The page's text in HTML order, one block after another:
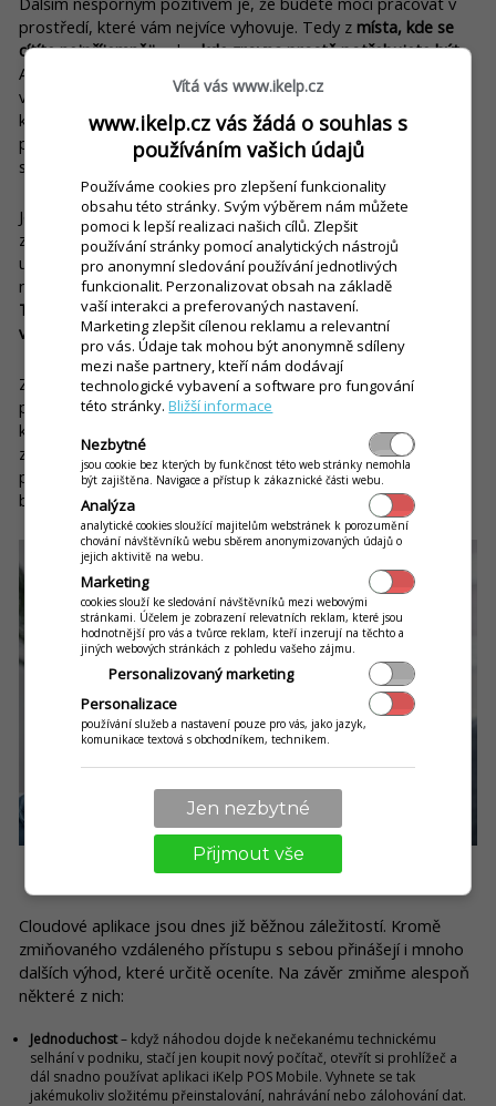
prostředí, které vám nejvíce vyhovuje. Tedy z místa, kde se
cítíte nejpříjemnějinebokde zrovna prostě potřebujete být.
Ať už je to v obývacím pokoji, na dovolené, nebo někde jinde,
vaše podnikání můžete mít pod drobnohledem opravdu
kdekoliv a kdykoliv. Nemluvě o tom, že ty nejlepší
podnikatelské nápady často podněcuje právě „únik“ ze
standardního pracovního prostředí.
Jednoduše, veškerou „nudnou administrativu“, jako je
zadávání příjemek do skladu, zasílání výkazů pro účetní,
upravování cen nebo tvoření nových jídelních lístkůuž
nemusíte dělat po večerech a po nocích přímo v podniku.
Tyto úkony můžete vyřešit odkudkoliv, a především, kdy se
vám to bude nejvíc hodit.
Za zmínku určitě stojí i fakt, že pokud jste již vytáhli paty z
provozovny, ale najednou se v ní vyskytne nějaký problém, s
kterým se na vás telefonicky obrátí některý z vašich
zaměstnanců,nemusíte se vracet
. Vaše „mobilní kancelář“ je
přece s vámi – a z té dokážete vyřešit mnohé záležitosti, aniž
byste museli být fyzicky přítomni v podniku.
Cloudové aplikace jsou dnes již běžnou záležitostí. Kromě
zmiňovaného vzdáleného přístupu s sebou přinášejí i mnoho
dalších výhod, které určitě oceníte. Na závěr zmiňme alespoň
některé z nich:
Jednoduchost– když náhodou dojde k nečekanému technickému
selhání v podniku, stačí jen koupit nový počítač, otevřít si prohlížeč a
dál snadno používat aplikaci iKelp POS Mobile. Vyhnete se tak
jakémukoliv složitému přeinstalování, nahrávání nebo zálohování dat.
Vítá vás www.ikelp.cz
www.ikelp.cz vás žádá o souhlas s
používáním vašich údajů
Používáme cookies pro zlepšení funkcionality
obsahu této stránky. Svým výběrem nám můžete
pomoci k lepší realizaci našich cílů. Zlepšit
používání stránky pomocí analytických nástrojů
pro anonymní sledování používání jednotlivých
funkcionalit. Perzonalizovat obsah na základě
vaší interakci a preferovaných nastavení.
Marketing zlepšit cílenou reklamu a relevantní
pro vás. Údaje tak mohou být anonymně sdíleny
mezi naše partnery, kteří nám dodávají
technologické vybavení a software pro fungování
této stránky.Bližší informace
Nezbytné
jsou cookie bez kterých by funkčnost této web stránky nemohla
být zajištěna. Navigace a přístup k zákaznické části webu.
Analýza
analytické cookies sloužící majitelům webstránek k porozumění
chování návštěvníků webu sběrem anonymizovaných údajů o
jejich aktivitě na webu.
Marketing
cookies slouží ke sledování návštěvníků mezi webovými
stránkami. Účelem je zobrazení relevatních reklam, které jsou
hodnotnější pro vás a tvůrce reklam, kteří inzerují na těchto a
jiných webových stránkách z pohledu vašeho zájmu.
Personalizovaný marketing
Personalizace
používání služeb a nastavení pouze pro vás, jako jazyk,
komunikace textová s obchodníkem, technikem.
Jen nezbytné
Přijmout vše